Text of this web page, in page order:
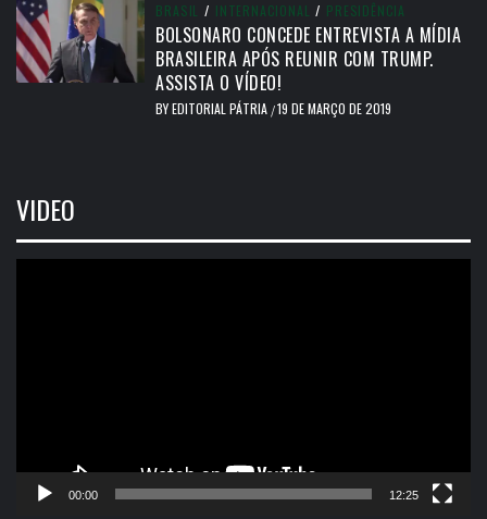
BRASIL / INTERNACIONAL / PRESIDÊNCIA
BOLSONARO CONCEDE ENTREVISTA A MÍDIA
BRASILEIRA APÓS REUNIR COM TRUMP.
ASSISTA O VÍDEO!
BYEDITORIAL PÁTRIA /19 DE MARÇO DE 2019
VIDEO
00:00 12:25